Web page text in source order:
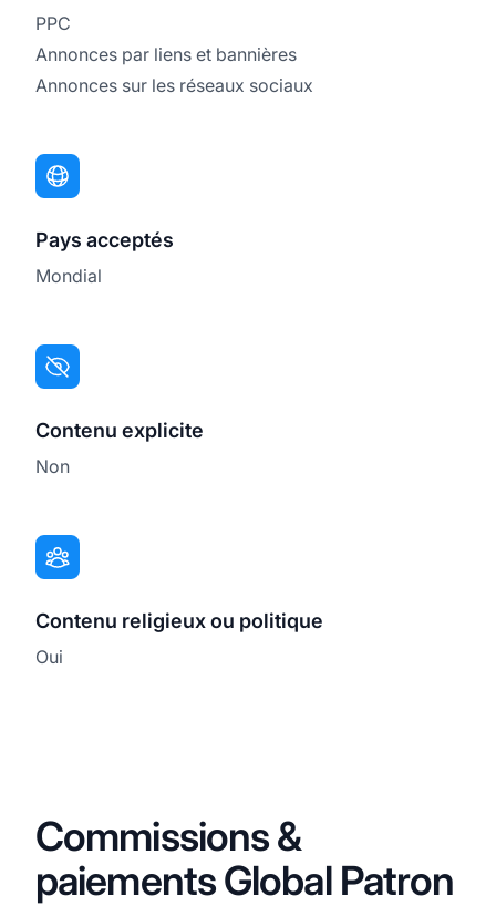
PPC
Annonces par liens et bannières
Annonces sur les réseaux sociaux
Pays acceptés
Mondial
Contenu explicite
Non
Contenu religieux ou politique
Oui
Commissions &
paiements Global Patron